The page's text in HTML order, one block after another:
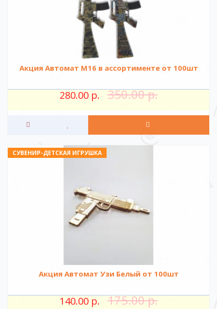
Акция Автомат М16 в ассортименте от 100шт
280.00 р. 350.00 р.
СУВЕНИР-ДЕТСКАЯ ИГРУШКА
Акция Автомат Узи Белый от 100шт
140.00 р. 175.00 р.